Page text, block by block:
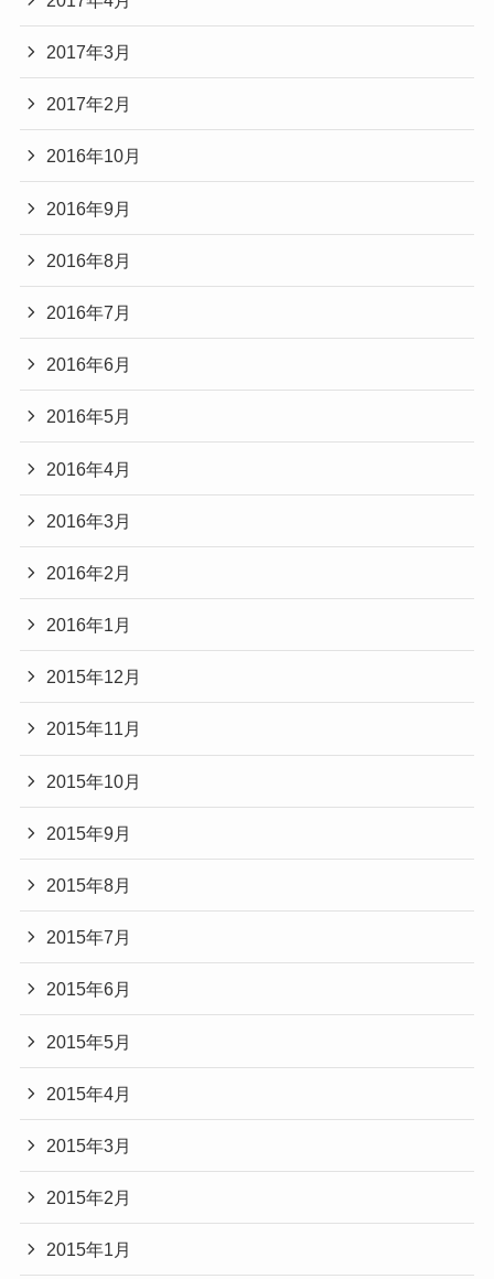
2017年3月
2017年2月
2016年10月
2016年9月
2016年8月
2016年7月
2016年6月
2016年5月
2016年4月
2016年3月
2016年2月
2016年1月
2015年12月
2015年11月
2015年10月
2015年9月
2015年8月
2015年7月
2015年6月
2015年5月
2015年4月
2015年3月
2015年2月
2015年1月